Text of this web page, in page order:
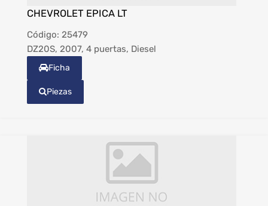
CHEVROLET EPICA LT
Código: 25479
DZ20S, 2007, 4 puertas, Diesel
Ficha
Piezas